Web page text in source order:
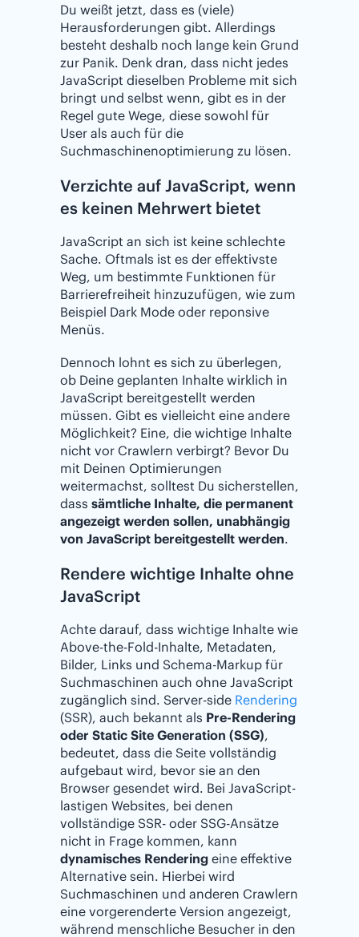
Du weißt jetzt, dass es (viele)
Herausforderungen gibt. Allerdings
besteht deshalb noch lange kein Grund
zur Panik. Denk dran, dass nicht jedes
JavaScript dieselben Probleme mit sich
bringt und selbst wenn, gibt es in der
Regel gute Wege, diese sowohl für
User als auch für die
Suchmaschinenoptimierung zu lösen.
Verzichte auf JavaScript, wenn
es keinen Mehrwert bietet
JavaScript an sich ist keine schlechte
Sache. Oftmals ist es der effektivste
Weg, um bestimmte Funktionen für
Barrierefreiheit hinzuzufügen, wie zum
Beispiel Dark Mode oder reponsive
Menüs.
Dennoch lohnt es sich zu überlegen,
ob Deine geplanten Inhalte wirklich in
JavaScript bereitgestellt werden
müssen. Gibt es vielleicht eine andere
Möglichkeit? Eine, die wichtige Inhalte
nicht vor Crawlern verbirgt? Bevor Du
mit Deinen Optimierungen
weitermachst, solltest Du sicherstellen,
dass sämtliche Inhalte, die permanent
angezeigt werden sollen, unabhängig
von JavaScript bereitgestellt werden.
Rendere wichtige Inhalte ohne
JavaScript
Achte darauf, dass wichtige Inhalte wie
Above-the-Fold-Inhalte, Metadaten,
Bilder, Links und Schema-Markup für
Suchmaschinen auch ohne JavaScript
zugänglich sind. Server-side Rendering
(SSR), auch bekannt als Pre-Rendering
oder Static Site Generation (SSG),
bedeutet, dass die Seite vollständig
aufgebaut wird, bevor sie an den
Browser gesendet wird. Bei JavaScript-
lastigen Websites, bei denen
vollständige SSR- oder SSG-Ansätze
nicht in Frage kommen, kann
dynamisches Rendering eine effektive
Alternative sein. Hierbei wird
Suchmaschinen und anderen Crawlern
eine vorgerenderte Version angezeigt,
während menschliche Besucher in den